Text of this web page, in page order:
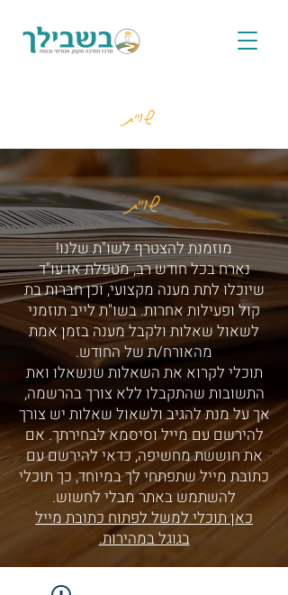
שו"ת
שו"ת
מוזמנת להצטרף לשו"ת שלנו!
נארח בכל חודש רב, מטפלת או עו"ד
שיוכלו לתת מענה מקצועי, וכן חברות בת
קול ופעילות אחרות. בשו"ת לייב תוזמני
לשאול שאלות ולקבל מענה בזמן אמת
מהאורח/ת של החודש.
תוכלי לקרוא את השאלות שנשאלו ואת
התשובות שהתקבלו ללא צורך בהרשמה,
אך על מנת להגיב ולשאול שאלות יש צורך
להירשם עם מייל וסיסמא לבחירתך. אם
את חוששת מחשיפה, כדאי להירשם עם
כתובת מייל שתפתחי לך במיוחד, כך תוכלי
להשתמש באתר מבלי לחשוש.
כאן תוכלי למשל לפתוח כתובת מייל
בגוגל במהירות.